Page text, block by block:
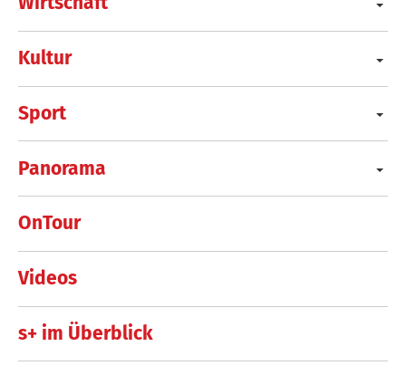
Kultur
Sport
Panorama
OnTour
Videos
s+ im Überblick